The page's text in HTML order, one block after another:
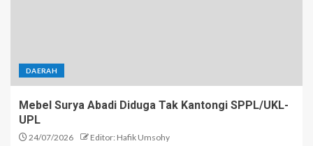
DAERAH
Mebel Surya Abadi Diduga Tak Kantongi SPPL/UKL-
UPL
24/07/2026 Editor: Hafik Umsohy